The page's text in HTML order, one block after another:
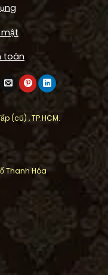
toán
(cũ) , TP.HCM.
Thanh Hóa